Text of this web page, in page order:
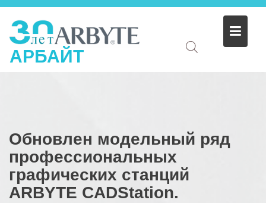
АРБАЙТ
Обновлен модельный ряд
профессиональных
графических станций
ARBYTE CADStation.